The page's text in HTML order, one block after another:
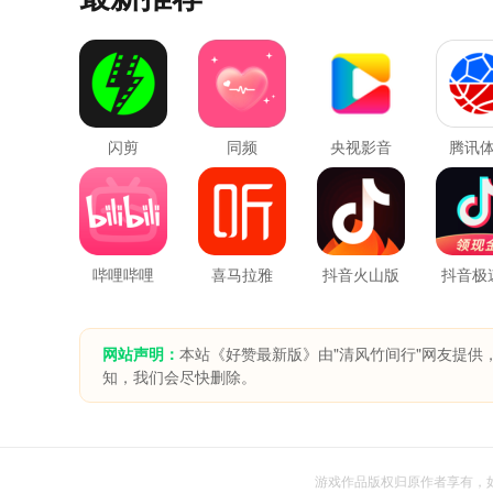
闪剪 同频 央视影音 腾讯
哔哩哔哩 喜马拉雅 抖音火山版 抖音极
网站声明： 本站《好赞最新版》由"清风竹间行"网友提
知，我们会尽快删除。
游戏作品版权归原作者享有